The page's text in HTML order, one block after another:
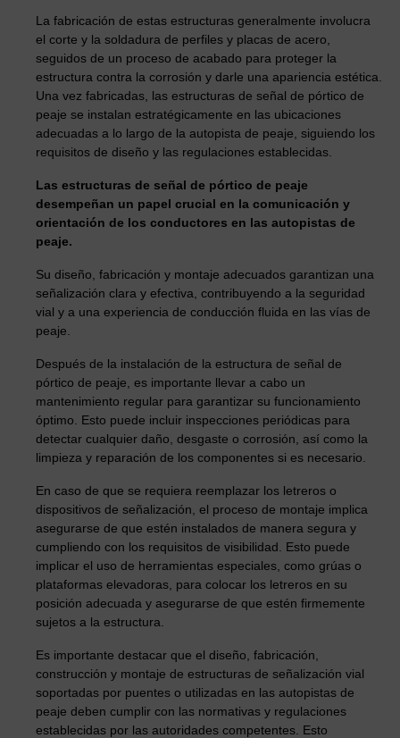
La fabricación de estas estructuras generalmente involucra
el corte y la soldadura de perfiles y placas de acero,
seguidos de un proceso de acabado para proteger la
estructura contra la corrosión y darle una apariencia estética.
Una vez fabricadas, las estructuras de señal de pórtico de
peaje se instalan estratégicamente en las ubicaciones
adecuadas a lo largo de la autopista de peaje, siguiendo los
requisitos de diseño y las regulaciones establecidas.
Las estructuras de señal de pórtico de peaje
desempeñan un papel crucial en la comunicación y
orientación de los conductores en las autopistas de
peaje.
Su diseño, fabricación y montaje adecuados garantizan una
señalización clara y efectiva, contribuyendo a la seguridad
vial y a una experiencia de conducción fluida en las vías de
peaje.
Después de la instalación de la estructura de señal de
pórtico de peaje, es importante llevar a cabo un
mantenimiento regular para garantizar su funcionamiento
óptimo. Esto puede incluir inspecciones periódicas para
detectar cualquier daño, desgaste o corrosión, así como la
limpieza y reparación de los componentes si es necesario.
En caso de que se requiera reemplazar los letreros o
dispositivos de señalización, el proceso de montaje implica
asegurarse de que estén instalados de manera segura y
cumpliendo con los requisitos de visibilidad. Esto puede
implicar el uso de herramientas especiales, como grúas o
plataformas elevadoras, para colocar los letreros en su
posición adecuada y asegurarse de que estén firmemente
sujetos a la estructura.
Es importante destacar que el diseño, fabricación,
construcción y montaje de estructuras de señalización vial
soportadas por puentes o utilizadas en las autopistas de
peaje deben cumplir con las normativas y regulaciones
establecidas por las autoridades competentes. Esto